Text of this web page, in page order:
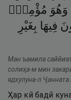
وَهُوَ مُؤْمِنٌۭ
فِيهَا بِغَيْرِ
Ман ъамила
солиҳа-м мин
ядхулуна-л
Ҳар кӣ бадӣ